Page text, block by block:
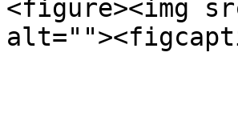
<figure><img